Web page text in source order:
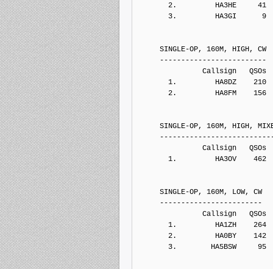
2.         HA3HE     41
3.         HA3GI      9
SINGLE-OP, 160M, HIGH, CW
-------------------------
Callsign   QSOs  Points
1.         HA8DZ    210
2.         HA8FM    156
SINGLE-OP, 160M, HIGH,
Callsign   QSOs  Points
1.         HA3OV    462
SINGLE-OP, 160M, LOW, CW
------------------------
Callsign   QSOs  Points
1.         HA1ZH    264
2.         HA0BY    142
3.        HA5BSW     95